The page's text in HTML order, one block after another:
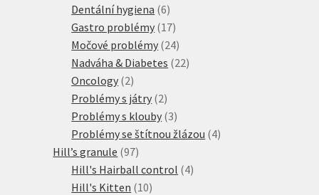
Dentální hygiena 66
produktů
Gastro problémy 1717
produktů
Močové problémy 2424
produktů
Nadváha & Diabetes 2222
Oncology 22
produkty
Problémy s játry 22
produkty
Problémy s klouby 33
produkty
Problémy se štítnou žlázou 44
Hill’s granule 9797
produktů
Hill's Hairball control 44
Hill's Kitten 1010